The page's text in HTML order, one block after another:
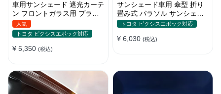
車用サンシェード 遮光カーテ
ン フロントガラス用 プライ
バシー保護 遮熱 日よけ 省エ
ネ
人気
トヨタ ピクシスエポック対応
¥ 5,350 (税込)
サンシェード車用 傘型 折り
畳み式 パラソル サンシェー
ド 簡単取付 遮光遮熱 車窓日
トヨタ ピクシスエポック対応
¥ 6,030 (税込)